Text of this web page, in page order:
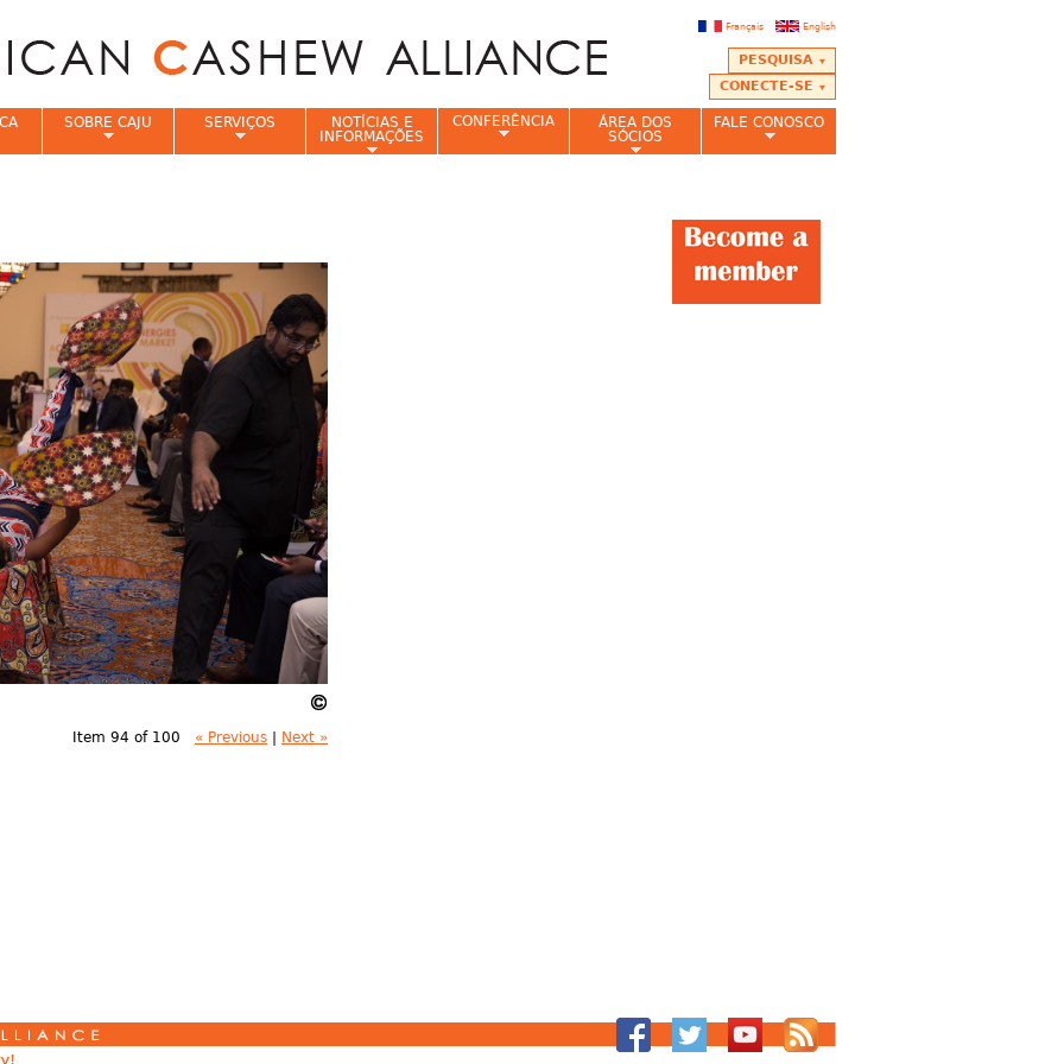
English
Français
PESQUISA
CONECTE-SE
Item 94 of 100 « Previous | Next »
SOBRE CAJU SERVIÇOS
NOTÍCIAS E
INFORMAÇÕES
CONFERÊNCIA
ÁREA DOS
SÓCIOS
FALE CONOSCO